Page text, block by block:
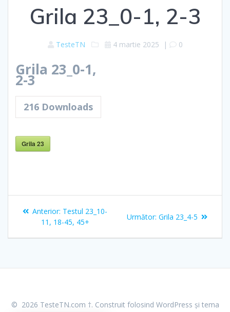
Grila 23_0-1, 2-3
TesteTN 4 martie 2025 | 0
Grila 23_0-1,
2-3
216 Downloads
Grila 23
Navigare
Anterior: Articolul
anterior:
Testul 23_10-
11, 18-45, 45+
Următor: Articolul
Grila 23_4-5
© 2026 TesteTN.com †. Construit folosind WordPress și tema